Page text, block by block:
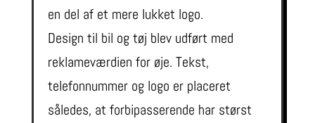
en del af et mere lukket logo.
Design til bil og tøj blev udført med
reklameværdien for øje. Tekst,
telefonnummer og logo er placeret
således, at forbipasserende har størst